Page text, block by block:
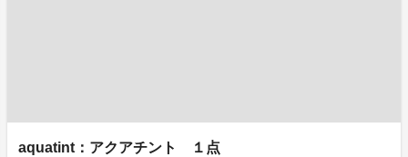
aquatint：アクアチント １点